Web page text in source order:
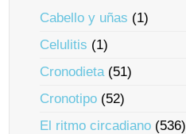
Cabello y uñas (1)
Celulitis (1)
Cronodieta(51)
Cronotipo (52)
El ritmo circadiano (536)